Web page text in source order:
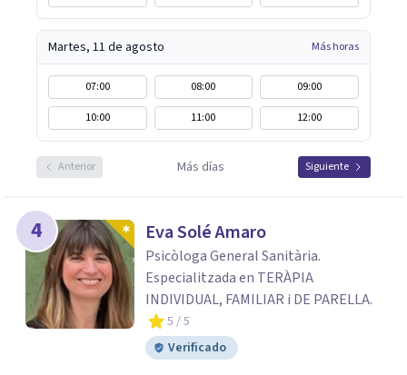
Martes, 11 de agosto Más horas
07:00 08:00
09:00
10:00
11:00 12:00
Anterior Más días Siguiente
4 Eva Solé Amaro
Psicòloga General Sanitària.
Especialitzada en TERÀPIA
INDIVIDUAL, FAMILIAR i DE PARELLA.
5 / 5
Verificado